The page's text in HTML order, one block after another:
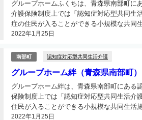
2022年1月25日
グループホームふくちは、青森県南部町に
介護保険制度上では「認知症対応型共同生
症の住民が入ることができる小規模な共同
南部町 認知症対応型共同生活介護
グループホーム絆（青森県南部町）
2022年1月25日
グループホーム絆は、青森県南部町にある
保険制度上では「認知症対応型共同生活介
住民が入ることができる小規模な共同生活